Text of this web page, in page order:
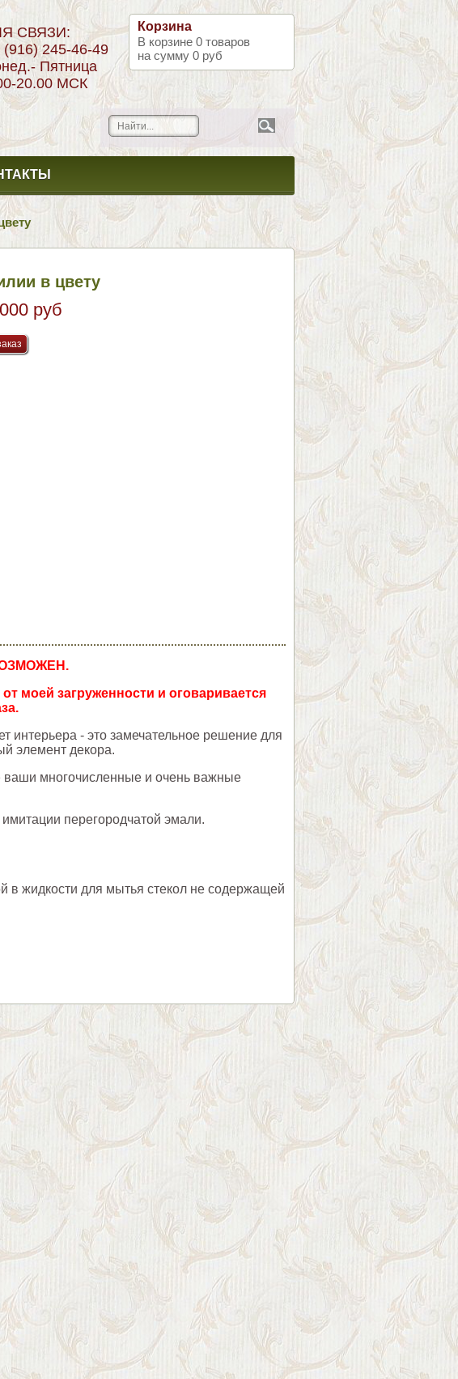
Корзина
В корзине 0 товаров
на сумму 0 руб
СВЯЗИ:
(916) 245-46-49
Пятница
20.00 МСК
в цвету
руб
моей загруженности и оговаривается
интерьера - это замечательное решение для
элемент декора.
многочисленные и очень важные
перегородчатой эмали.
в жидкости для мытья стекол не содержащей